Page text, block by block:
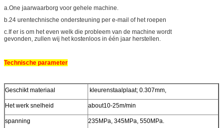
a.One jaarwaarborg voor gehele machine.
b.24 urentechnische ondersteuning per e-mail of het roepen
c.If er is om het even welk die probleem van de machine wordt
gevonden, zullen wij het kostenloos in één jaar herstellen.
Technische parameter
Geschikt materiaal kleurenstaalplaat; 0.307mm,
Het werk snelheid about10-25m/min
spanning 235MPa, 345MPa, 550MPa.